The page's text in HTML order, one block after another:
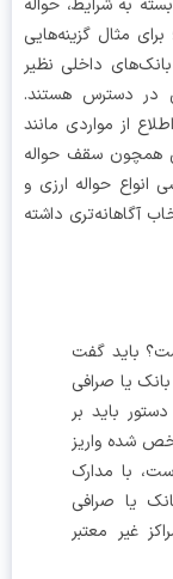
شرایط، حواله
گزینه‌هایی
داخلی نظیر
هستند.
مواردی مانند
سقف حواله
حواله ارزی و
داشته
گفت
صرافی
بر
واریز
مدارک
صرافی
معتبر